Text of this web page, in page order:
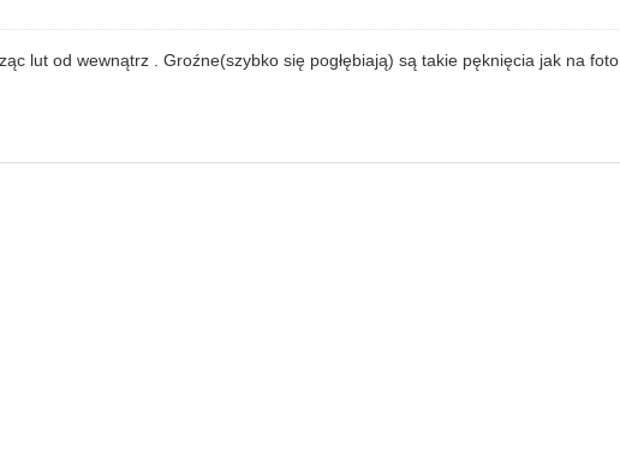
lut od wewnątrz . Groźne(szybko się pogłębiają) są takie pęknięcia jak na foto.